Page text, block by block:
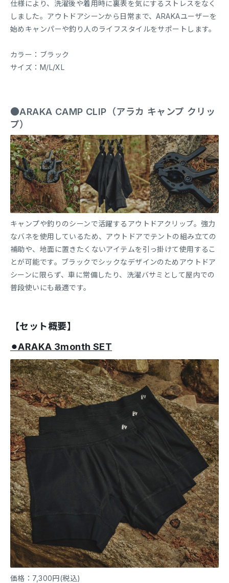
仕様により、洗濯後や着用時に裏表を気にするストレスをなく
しました。アウトドアシーンから日常まで、ARAKAユーザーを
始めキャンパーや釣り人のライフスタイルをサポートします。
カラー：ブラック
サイズ：M/L/XL
●ARAKA CAMP CLIP（アラカ キャンプ クリッ
プ）
キャンプや釣りのシーンで活躍するアウトドアクリップ。強力
なバネを使用しているため、アウトドアでテントの組み立ての
補助や、地面に置きたくないアイテムを引っ掛けて使用するこ
とが可能です。ブラックでシックなデザインのためアウトドア
シーンに限らず、車に常備したり、洗濯バサミとして屋内での
普段使いにも最適です。
【セット概要】
⚫︎ARAKA 3month SET
価格：7,300円(税込)